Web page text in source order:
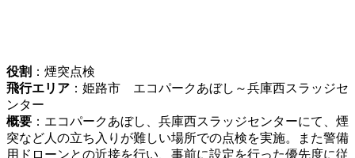
役割 ：煙突点検
飛行エリア ：姫路市 エコパークあぼし～兵庫西スラッジセ
ンター
概要 ：エコパークあぼし、兵庫西スラッジセンターにて、煙
突など人の立ち入りが難しい場所での点検を実施。また警備
用ドローンとの近接を行い、事前に設定を行った優先度に従